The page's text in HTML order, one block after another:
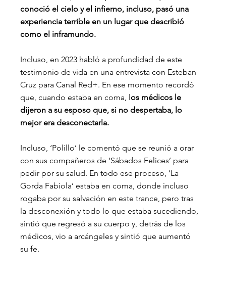
conoció el cielo y el infierno, incluso, pasó una
experiencia terrible en un lugar que describió
como el inframundo.
Incluso, en 2023 habló a profundidad de este
testimonio de vida en una entrevista con Esteban
Cruz para Canal Red+. En ese momento recordó
que, cuando estaba en coma, los médicos le
dijeron a su esposo que, si no despertaba, lo
mejor era desconectarla.
Incluso, ‘Polillo’ le comentó que se reunió a orar
con sus compañeros de ‘Sábados Felices’ para
pedir por su salud. En todo ese proceso, ‘La
Gorda Fabiola’ estaba en coma, donde incluso
rogaba por su salvación en este trance, pero tras
la desconexión y todo lo que estaba sucediendo,
sintió que regresó a su cuerpo y, detrás de los
médicos, vio a arcángeles y sintió que aumentó
su fe.